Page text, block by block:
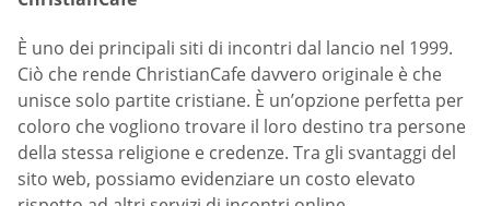
È uno dei principali siti di incontri dal lancio nel 1999.
Ciò che rende ChristianCafe davvero originale è che
unisce solo partite cristiane. È un’opzione perfetta per
coloro che vogliono trovare il loro destino tra persone
della stessa religione e credenze. Tra gli svantaggi del
sito web, possiamo evidenziare un costo elevato